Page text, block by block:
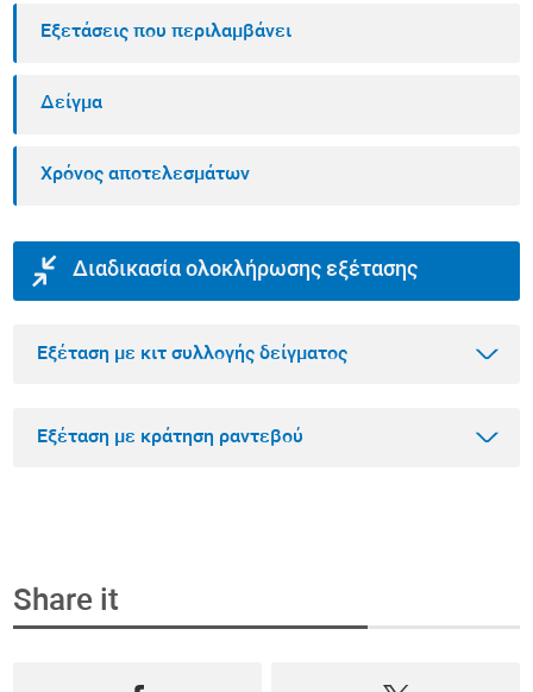
Εξετάσεις που περιλαμβάνει
Δείγμα
Χρόνος αποτελεσμάτων
Διαδικασία ολοκλήρωσης εξέτασης
Εξέταση με κιτ συλλογής δείγματος
Επιλέξτε την εξέταση που θέλετε να κάνετε
Εξέταση με κράτηση ραντεβού
Βήμα 1
Share it